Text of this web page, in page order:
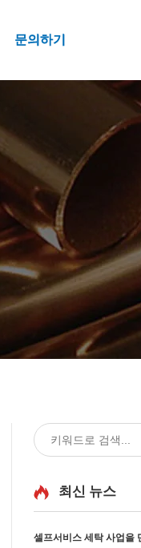
문의하기
최신 뉴스
셀프서비스 세탁 사업을